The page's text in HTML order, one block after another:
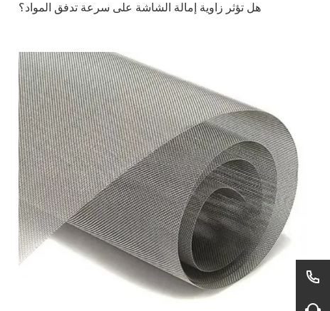
هل تؤثر زاوية إمالة الشاشة على سرعة تدفق المواد؟